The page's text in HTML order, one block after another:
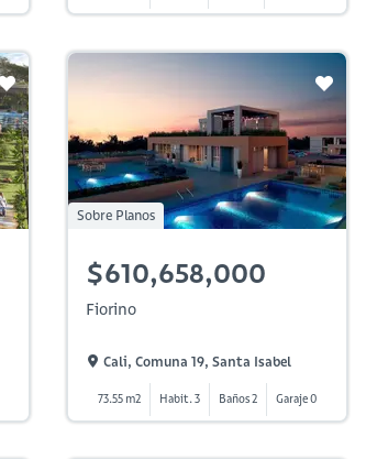
Sobre Planos
$610,658,000
Fiorino
Cali, Comuna 19, Santa Isabel
73.55 m2 Habit. 3 Baños 2 Garaje 0